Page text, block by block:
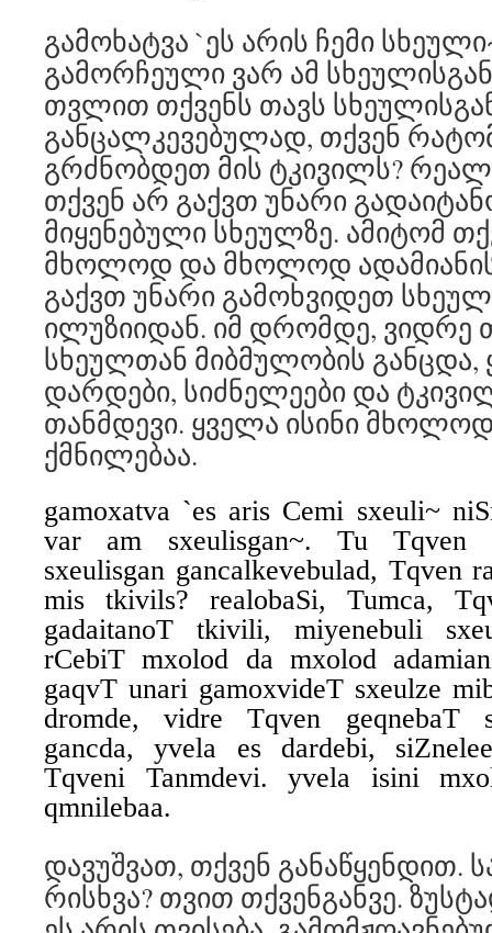
გამოხატვა `ეს არის ჩემი
გამორჩეული ვარ ამ
თვლით თქვენს თავს
განცალკევებულად, თქვენ
გრძნობდეთ მის ტკივილს?
თქვენ არ გაქვთ უნარი
მიყენებული სხეულზე. ამიტომ
მხოლოდ და მხოლოდ
გაქვთ უნარი გამოხვიდეთ
ილუზიიდან. იმ დრომდე, ვიდრე
სხეულთან მიბმულობის განცდა,
დარდები, სიძნელეები და
თანმდევი. ყველა ისინი
ქმნილებაა.
gamoxatva `es aris Cemi sxeuli~
var am sxeulisgan~. Tu Tqven
sxeulisgan gancalkevebulad, Tqven
mis tkivils? realobaSi, Tumca,
gadaitanoT tkivili, miyenebuli
rCebiT mxolod da mxolod
gaqvT unari gamoxvideT sxeulze
dromde, vidre Tqven geqnebaT
gancda, yvela es dardebi,
Tqveni Tanmdevi. yvela isini
qmnilebaa.
დავუშვათ, თქვენ განაწყენდით.
რისხვა? თვით თქვენგანვე.